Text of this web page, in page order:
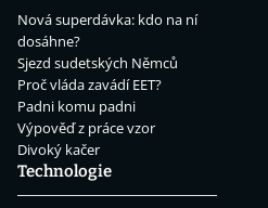
Nová superdávka: kdo na ní
dosáhne?
Sjezd sudetských Němců
Proč vláda zavádí EET?
Padni komu padni
Výpověď z práce vzor
Divoký kačer
Technologie